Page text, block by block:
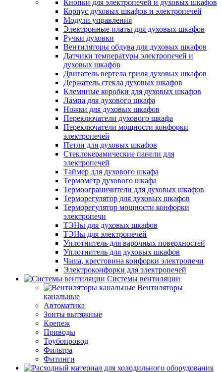
Кнопки для электропечей и духовых шкафов
Корпус духовых шкафов и электропечей
Модули управления
Электронные платы для духовых шкафов
Ручки духовки
Вентиляторы обдува для духовых шкафов
Датчики температуры электропечей и
духовых шкафов
Двигатель вертела гриля духовых шкафов
Держатель стекла духовых шкафов
Клемнные коробки для духовых шкафов
Лампа для духового шкафа
Ножки для духовых шкафов
Переключатели духового шкафа
Переключатели мощности конфорки
электропечей
Петли для духовых шкафов
Стеклокерамические панели для
электропечей
Таймер для духового шкафа
Термометр духового шкафа
Термоограничители для духовых шкафов
Терморегулятор для духовых шкафов
Терморегулятор мощности конфорки
электропечи
ТЭНы для духовых шкафов
ТЭНы для электропечей
Уплотнитель для варочных поверхностей
Уплотнитель для духовых шкафов
Чаша, крестовина конфорки электропечи
Электроконфорки для электропечей
Системы вентиляции
Вентиляторы
канальные
Автоматика
Зонты вытяжные
Крепеж
Приводы
Трубопровод
Фильтра
Фитинги